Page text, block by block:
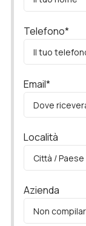
Telefono*
Email*
Località
Azienda